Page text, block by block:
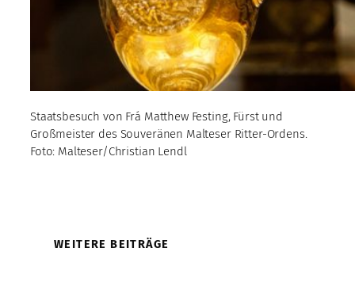
Staatsbesuch von Frá Matthew Festing, Fürst und
Großmeister des Souveränen Malteser Ritter-Ordens.
Foto: Malteser/Christian Lendl
WEITERE BEITRÄGE